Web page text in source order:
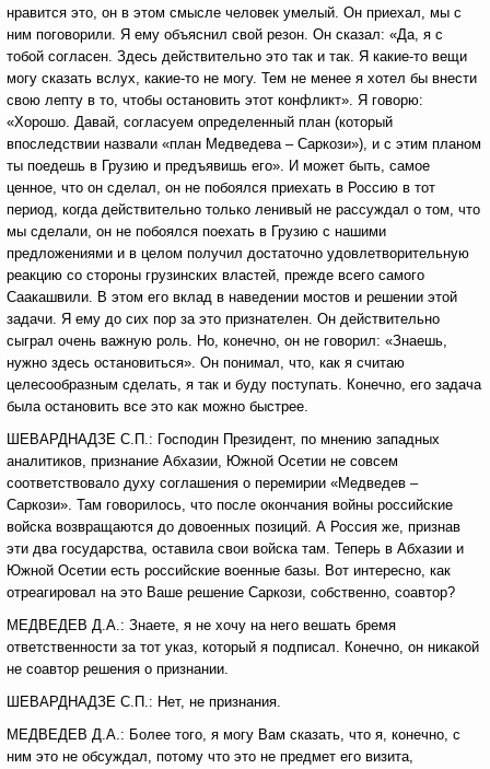
нравится это, он в этом смысле человек умелый. Он приехал, мы с
ним поговорили. Я ему объяснил свой резон. Он сказал: «Да, я с
тобой согласен. Здесь действительно это так и так. Я какие-то вещи
могу сказать вслух, какие-то не могу. Тем не менее я хотел бы внести
свою лепту в то, чтобы остановить этот конфликт». Я говорю:
«Хорошо. Давай, согласуем определенный план (который
впоследствии назвали «план Медведева – Саркози»), и с этим планом
ты поедешь в Грузию и предъявишь его». И может быть, самое
ценное, что он сделал, он не побоялся приехать в Россию в тот
период, когда действительно только ленивый не рассуждал о том, что
мы сделали, он не побоялся поехать в Грузию с нашими
предложениями и в целом получил достаточно удовлетворительную
реакцию со стороны грузинских властей, прежде всего самого
Саакашвили. В этом его вклад в наведении мостов и решении этой
задачи. Я ему до сих пор за это признателен. Он действительно
сыграл очень важную роль. Но, конечно, он не говорил: «Знаешь,
нужно здесь остановиться». Он понимал, что, как я считаю
целесообразным сделать, я так и буду поступать. Конечно, его задача
была остановить все это как можно быстрее.
ШЕВАРДНАДЗЕ С.П.: Господин Президент, по мнению западных
аналитиков, признание Абхазии, Южной Осетии не совсем
соответствовало духу соглашения о перемирии «Медведев –
Саркози». Там говорилось, что после окончания войны российские
войска возвращаются до довоенных позиций. А Россия же, признав
эти два государства, оставила свои войска там. Теперь в Абхазии и
Южной Осетии есть российские военные базы. Вот интересно, как
отреагировал на это Ваше решение Саркози, собственно, соавтор?
МЕДВЕДЕВ Д.А.: Знаете, я не хочу на него вешать бремя
ответственности за тот указ, который я подписал. Конечно, он никакой
не соавтор решения о признании.
ШЕВАРДНАДЗЕ С.П.: Нет, не признания.
МЕДВЕДЕВ Д.А.: Более того, я могу Вам сказать, что я, конечно, с
ним это не обсуждал, потому что это не предмет его визита,